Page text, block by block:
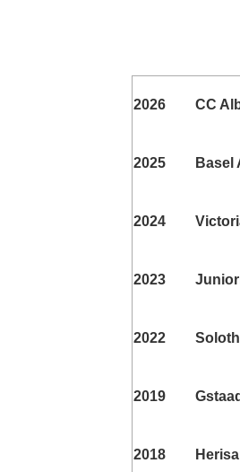
2026 CC
2025 Basel
2024
2023
2022
2019
2018